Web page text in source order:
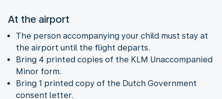
At the airport
The person accompanying your child must stay at
the airport until the flight departs.
Bring 4 printed copies of the KLM Unaccompanied
Minor form.
Bring 1 printed copy of the Dutch Government
consent letter.